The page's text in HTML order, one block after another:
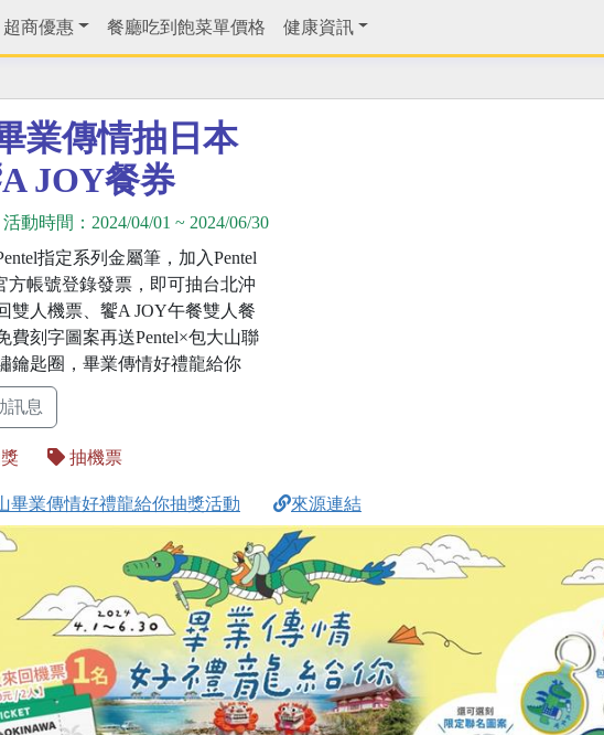
超商優惠 餐廳吃到飽菜單價格 健康資訊
業傳情抽日本
JOY餐券
活動時間： 2024/04/01 ~ 2024/06/30
指定系列⾦屬筆，加⼊Pentel
⽅帳號登錄發票，即可抽台北沖
雙人機票、饗A JOY午餐雙人餐
費刻字圖案再送Pentel×包大山聯
鑰匙圈，畢業傳情好禮龍給你
訊息
抽機票
畢業傳情好禮龍給你抽獎活動 來源連結